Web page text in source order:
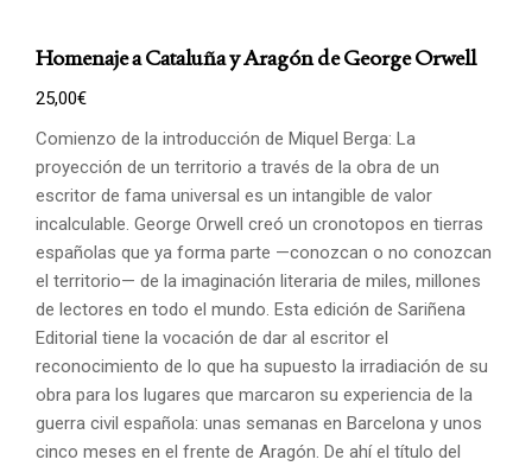
Homenaje a Cataluña y Aragón de George Orwell
25,00€
Comienzo de la introducción de Miquel Berga: La
proyección de un territorio a través de la obra de un
escritor de fama universal es un intangible de valor
incalculable. George Orwell creó un cronotopos en tierras
españolas que ya forma parte —conozcan o no conozcan
el territorio— de la imaginación literaria de miles, millones
de lectores en todo el mundo. Esta edición de Sariñena
Editorial tiene la vocación de dar al escritor el
reconocimiento de lo que ha supuesto la irradiación de su
obra para los lugares que marcaron su experiencia de la
guerra civil española: unas semanas en Barcelona y unos
cinco meses en el frente de Aragón. De ahí el título del